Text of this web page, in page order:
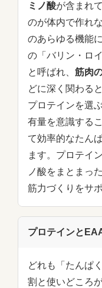
ミノ酸が含まれ
のが体内で作れ
のあらゆる機能
の「バリン・ロ
と呼ばれ、 筋肉
どに深く関わる
プロテインを選
有量を意識する
て効率的なたん
ます。プロテイ
ノ酸をまとまっ
筋力づくりをサ
プロテインと
どれも「たんぱ
割と使いどころ